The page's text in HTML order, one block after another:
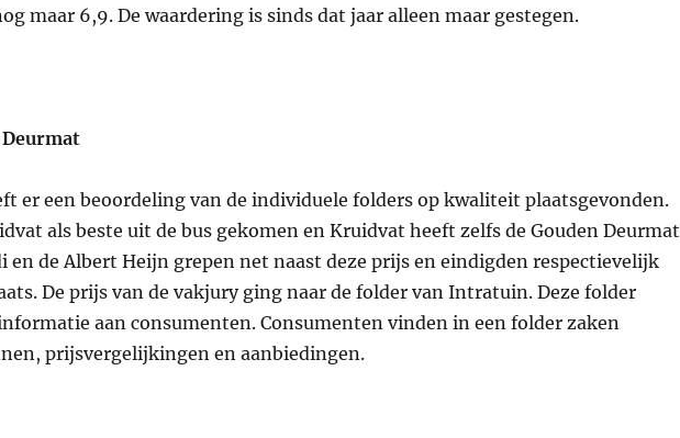
maar 6,9. De waardering is sinds dat jaar alleen maar gestegen.
er een beoordeling van de individuele folders op kwaliteit plaatsgevonden.
als beste uit de bus gekomen en Kruidvat heeft zelfs de Gouden Deurmat
en de Albert Heijn grepen net naast deze prijs en eindigden respectievelijk
De prijs van de vakjury ging naar de folder van Intratuin. Deze folder
aan consumenten. Consumenten vinden in een folder zaken
prijsvergelijkingen en aanbiedingen.